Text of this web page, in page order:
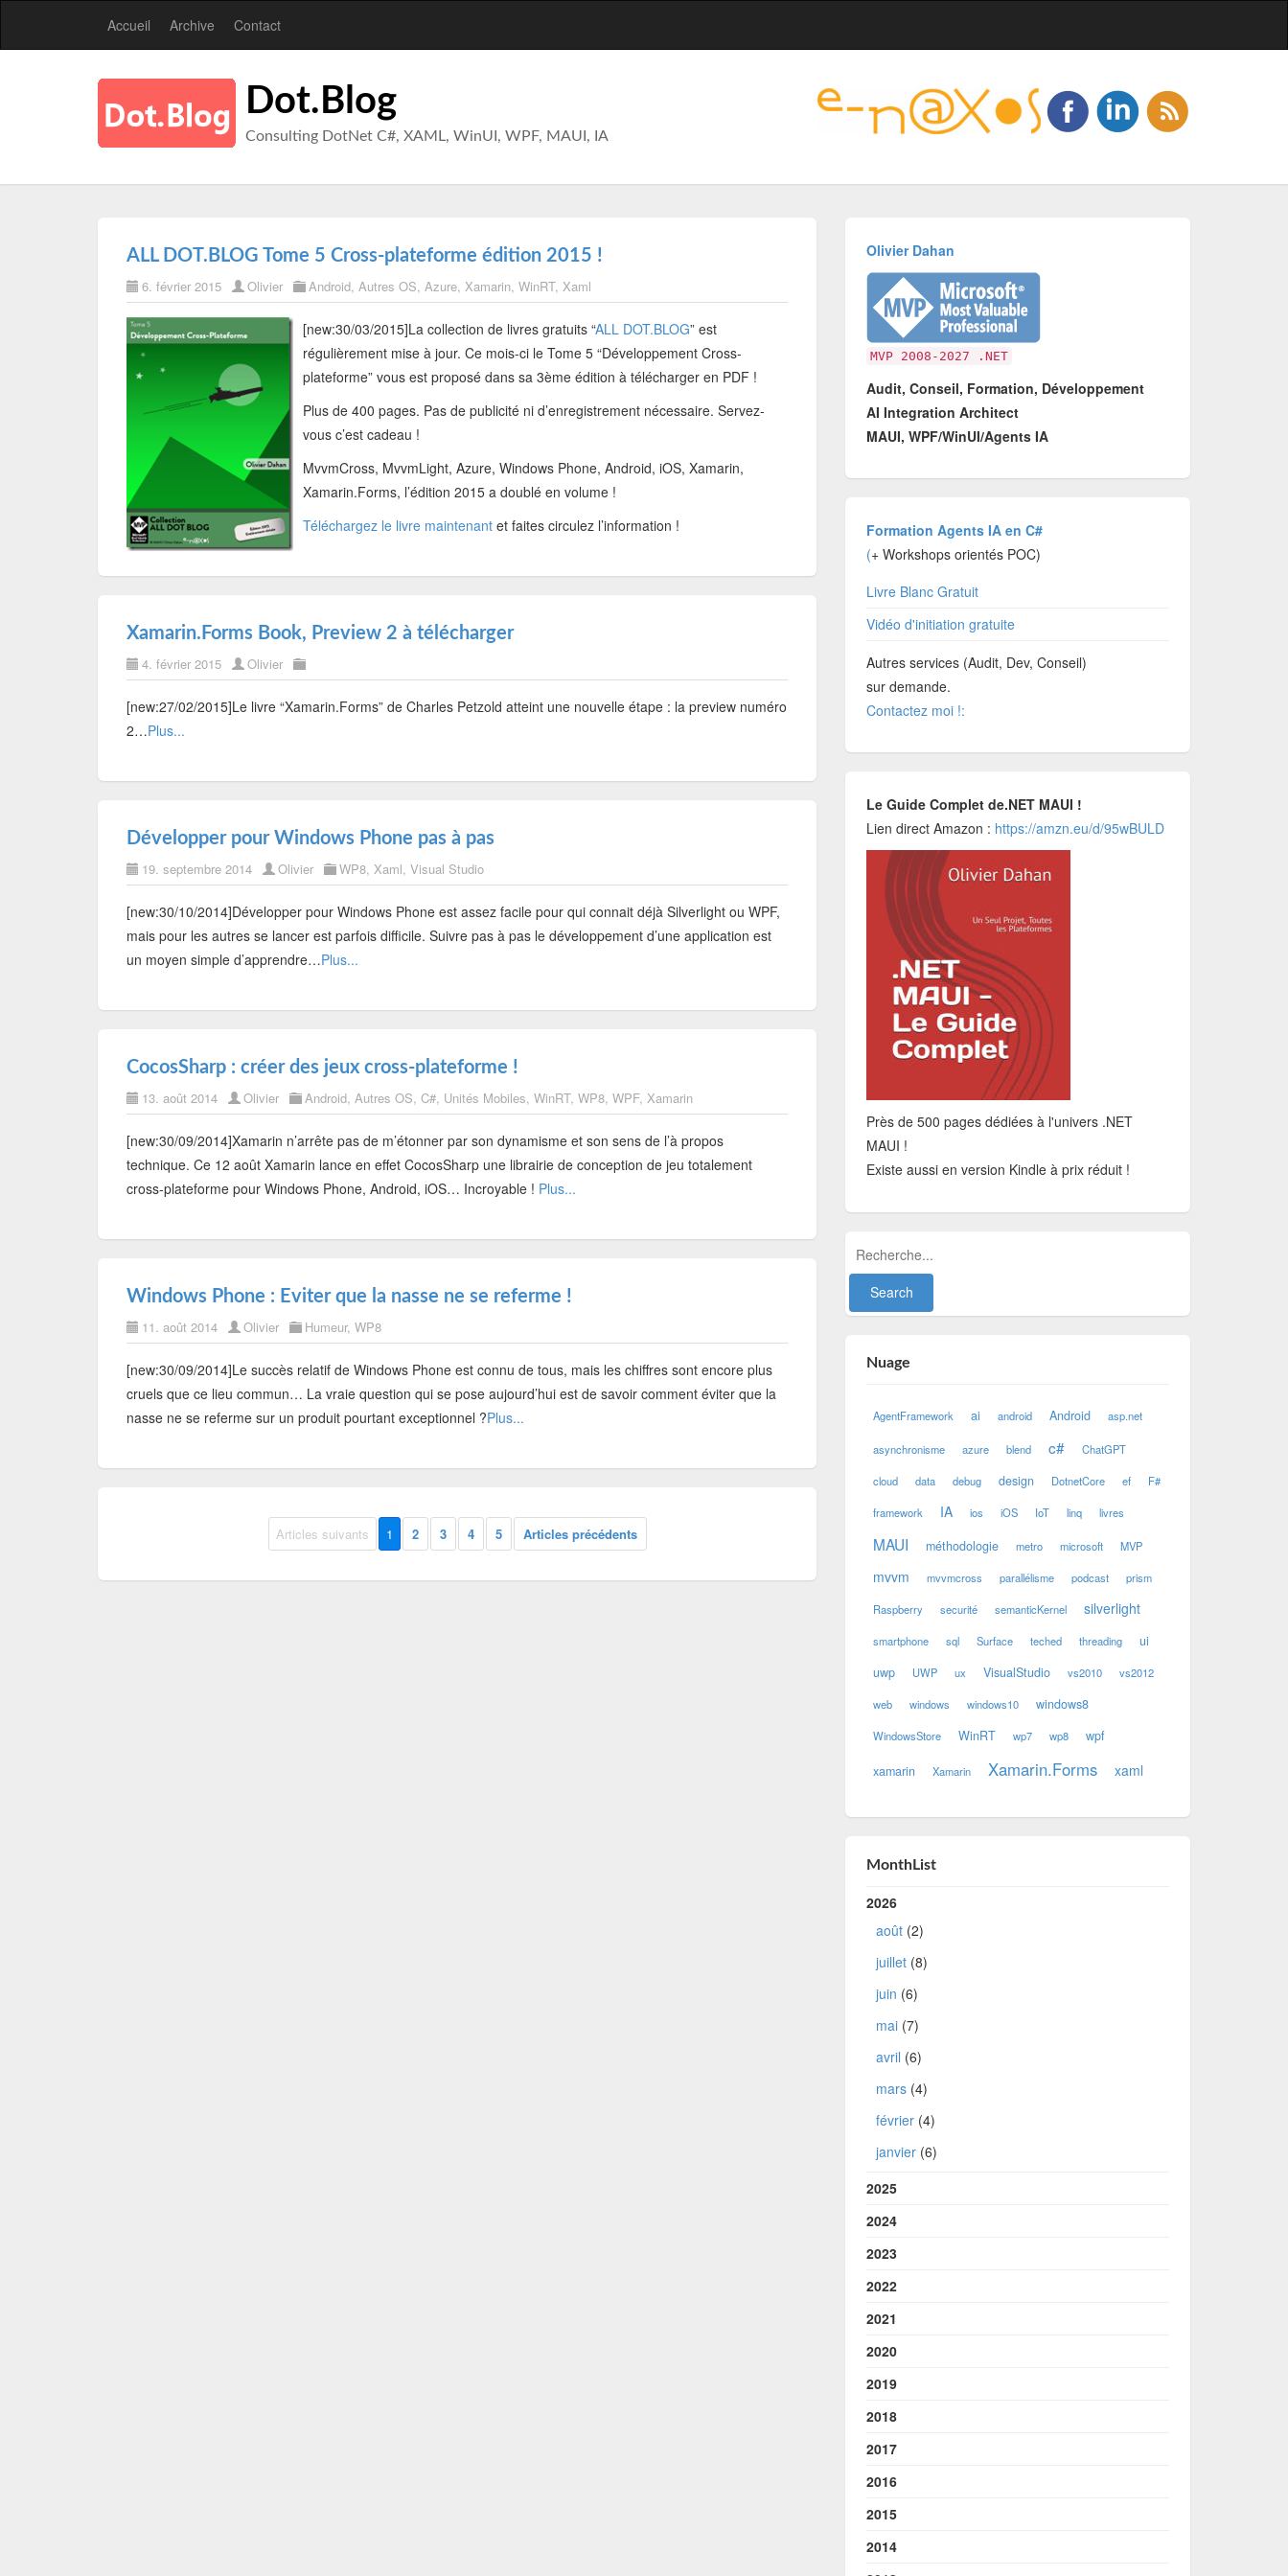
Accueil Archive Contact
Dot.Blog
Consulting DotNet C#, XAML, WinUI, WPF, MAUI, IA
ALL DOT.BLOG Tome 5 Cross-plateforme édition 2015 !
6. février 2015 Olivier Android, Autres OS, Azure, Xamarin, WinRT, Xaml
[new:30/03/2015]La collection de livres gratuits “ALL DOT.BLOG” est
régulièrement mise à jour. Ce mois-ci le Tome 5 “Développement Cross-
plateforme” vous est proposé dans sa 3ème édition à télécharger en PDF !
Plus de 400 pages. Pas de publicité ni d’enregistrement nécessaire. Servez-
vous c’est cadeau !
MvvmCross, MvvmLight, Azure, Windows Phone, Android, iOS, Xamarin,
Xamarin.Forms, l’édition 2015 a doublé en volume !
Téléchargez le livre maintenant et faites circulez l’information !
Xamarin.Forms Book, Preview 2 à télécharger
4. février 2015 Olivier
[new:27/02/2015]Le livre “Xamarin.Forms” de Charles Petzold atteint une nouvelle étape : la preview numéro
2…Plus...
Développer pour Windows Phone pas à pas
19. septembre 2014 Olivier WP8, Xaml, Visual Studio
[new:30/10/2014]Développer pour Windows Phone est assez facile pour qui connait déjà Silverlight ou WPF,
mais pour les autres se lancer est parfois difficile. Suivre pas à pas le développement d’une application est
un moyen simple d’apprendre…Plus...
CocosSharp : créer des jeux cross-plateforme !
13. août 2014 Olivier Android, Autres OS, C#, Unités Mobiles, WinRT, WP8, WPF, Xamarin
[new:30/09/2014]Xamarin n’arrête pas de m’étonner par son dynamisme et son sens de l’à propos
technique. Ce 12 août Xamarin lance en effet CocosSharp une librairie de conception de jeu totalement
cross-plateforme pour Windows Phone, Android, iOS… Incroyable ! Plus...
Windows Phone : Eviter que la nasse ne se referme !
11. août 2014 Olivier Humeur, WP8
[new:30/09/2014]Le succès relatif de Windows Phone est connu de tous, mais les chiffres sont encore plus
cruels que ce lieu commun… La vraie question qui se pose aujourd’hui est de savoir comment éviter que la
nasse ne se referme sur un produit pourtant exceptionnel ?Plus...
Articles suivants 1 2 3 4 5 Articles précédents
Olivier Dahan
MVP 2008-2027 .NET
Audit, Conseil, Formation, Développement
AI Integration Architect
MAUI, WPF/WinUI/Agents IA
Formation Agents IA en C#
(+ Workshops orientés POC)
Livre Blanc Gratuit
Vidéo d'initiation gratuite
Autres services (Audit, Dev, Conseil)
sur demande.
Contactez moi !:
Le Guide Complet de.NET MAUI !
Lien direct Amazon : https://amzn.eu/d/95wBULD
Près de 500 pages dédiées à l'univers .NET
MAUI !
Existe aussi en version Kindle à prix réduit !
Nuage
AgentFramework ai android Android asp.net
asynchronisme azure blend c# ChatGPT
cloud data debug design DotnetCore ef F#
framework IA ios iOS IoT linq livres
MAUI méthodologie metro microsoft MVP
mvvm mvvmcross parallélisme podcast prism
Raspberry securité semanticKernel silverlight
smartphone sql Surface teched threading
ui
uwp
UWP ux VisualStudio vs2010 vs2012
web windows windows10 windows8
WindowsStore WinRT wp7 wp8 wpf
xamarin Xamarin Xamarin.Forms xaml
MonthList
2026
août(2)
juillet(8)
juin (6)
mai(7)
avril (6)
mars(4)
février(4)
janvier(6)
2025
2024
2023
2022
2021
2020
2019
2018
2017
2016
2015
2014